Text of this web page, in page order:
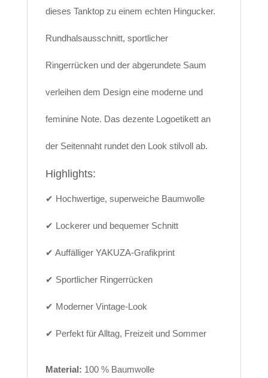
dieses Tanktop zu einem echten Hingucker.
Rundhalsausschnitt, sportlicher
Ringerrücken und der abgerundete Saum
verleihen dem Design eine moderne und
feminine Note. Das dezente Logoetikett an
der Seitennaht rundet den Look stilvoll ab.
Highlights:
✔ Hochwertige, superweiche Baumwolle
✔ Lockerer und bequemer Schnitt
✔ Auffälliger YAKUZA-Grafikprint
✔ Sportlicher Ringerrücken
✔ Moderner Vintage-Look
✔ Perfekt für Alltag, Freizeit und Sommer
Material: 100 % Baumwolle